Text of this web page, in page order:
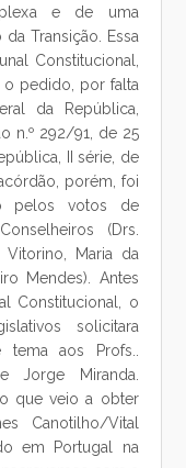
e de uma
Transição. Essa
Constitucional,
pedido, por falta
da República,
n.º 292/91, de 25
II série, de
porém, foi
pelos votos de
(Drs.
Vitorino, Maria da
Mendes). Antes
Constitucional, o
solicitara
aos Profs..
Jorge Miranda.
que veio a obter
Canotilho/Vital
em Portugal na